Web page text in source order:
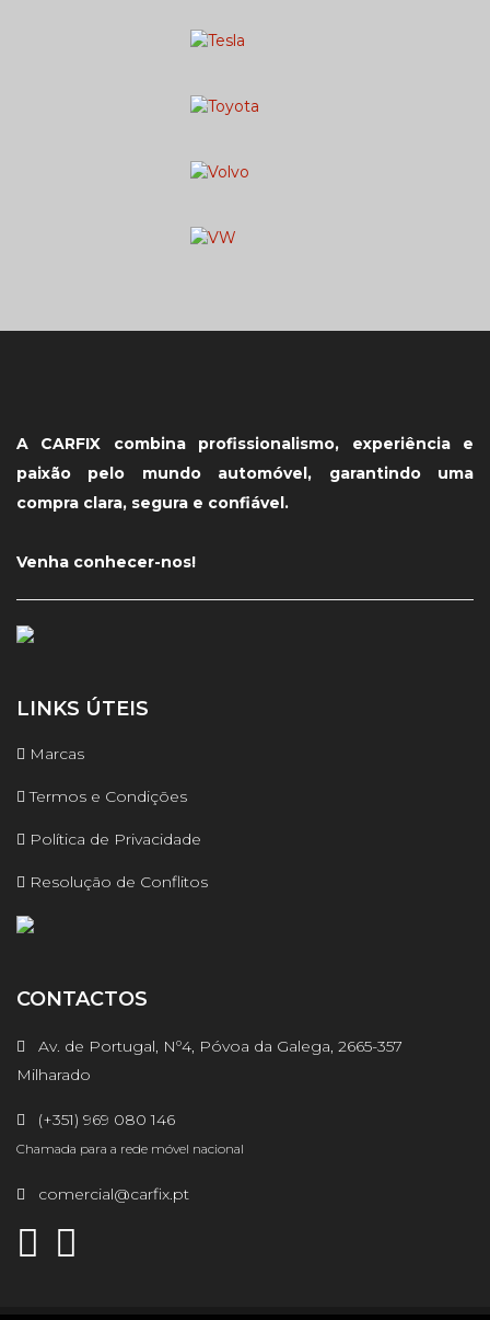
A CARFIX combina profissionalismo, experiência e
paixão pelo mundo automóvel, garantindo uma
compra clara, segura e confiável.
Venha conhecer-nos!
LINKS ÚTEIS
Marcas
Termos e Condições
Política de Privacidade
Resolução de Conflitos
CONTACTOS
Av. de Portugal, Nº4, Póvoa da Galega, 2665-357
Milharado
(+351) 969 080 146
Chamada para a rede móvel nacional
comercial@carfix.pt